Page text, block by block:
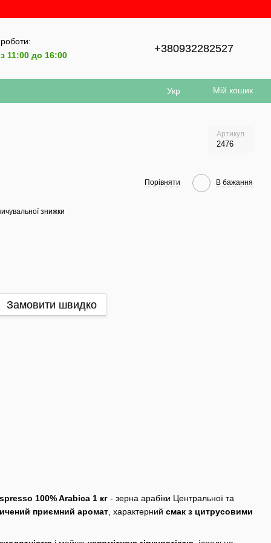
11:00 до 16:00
+380932282527
Укр Мій кошик
Артикул
2476
Порівняти В бажання
знижки
Замовити швидко
100% Arabica 1 кг - зерна арабіки Центральної та
приємний аромат , характерний смак з цитрусовими